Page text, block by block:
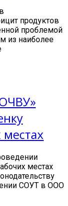
продуктов
проблемой
из наиболее
местах
СОУТ в ООО